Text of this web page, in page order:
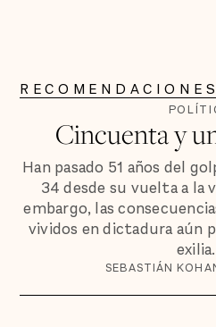
Cincuenta y
Han pasado 51 años del
34 desde su vuelta a la
embargo, las
vividos en dictadura aún
SEBASTIÁN